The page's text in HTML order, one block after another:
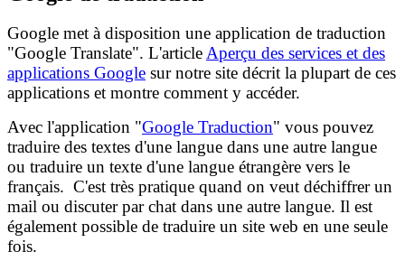
Google met à disposition une application de traduction
"Google Translate". L'article Aperçu des services et des
applications Google sur notre site décrit la plupart de ces
applications et montre comment y accéder.
Avec l'application "Google Traduction" vous pouvez
traduire des textes d'une langue dans une autre langue
ou traduire un texte d'une langue étrangère vers le
français. C'est très pratique quand on veut déchiffrer un
mail ou discuter par chat dans une autre langue. Il est
également possible de traduire un site web en une seule
fois.